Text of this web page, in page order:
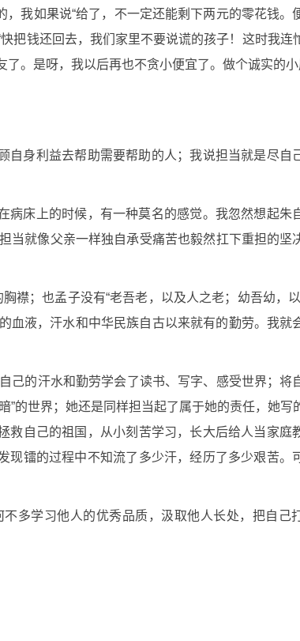
我如果说“给了，不一定还能剩下两元的零花钱。
把钱还回去，我们家里不要说谎的孩子！这时我连
。是呀，我以后再也不贪小便宜了。做个诚实的小
身利益去帮助需要帮助的人；我说担当就是尽自
床上的时候，有一种莫名的感觉。我忽然想起朱
当就像父亲一样独自承受痛苦也毅然扛下重担的坚
襟；也孟子没有“老吾老，以及人之老；幼吾幼，
血液，汗水和中华民族自古以来就有的勤劳。我就
己的汗水和勤劳学会了读书、写字、感受世界；将
”的世界；她还是同样担当起了属于她的责任，她写
自己的祖国，从小刻苦学习，长大后给人当家庭
镭的过程中不知流了多少汗，经历了多少艰苦。
多学习他人的优秀品质，汲取他人长处，把自己